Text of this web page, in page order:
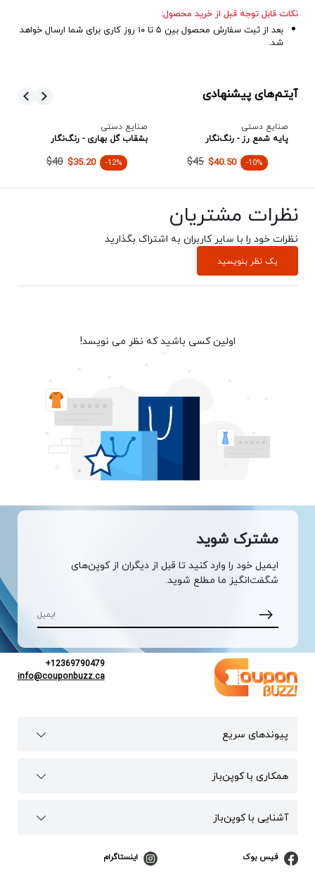
نکات قابل توجه قبل از خرید محصول:
بعد از ثبت سفارش محصول بین ۵ تا ۱۰ روز کاری برای شما ارسال خواهد
شد.
آیتم‌های پیشنهادی
صنایع دستی
پایه شمع رز - رنگ‌نگار
$45 $40.50 -10%
صنایع دستی
بشقاب گل بهاری - رنگ‌نگار
$40 $35.20 -12%
نظرات مشتریان
نظرات خود را با سایر کاربران به اشتراک بگذارید
یک نظر بنویسید
اولین کسی باشید که نظر می نویسد!
مشترک شوید
ایمیل خود را وارد کنید تا قبل از دیگران از کوپن‌های
شگفت‌انگیز ما مطلع شوید.
+12369790479
info@couponbuzz.ca
پیوند‌های سریع
همکاری با کوپن‌باز
آشنایی با کوپن‌باز
فیس بوک اینستاگرام